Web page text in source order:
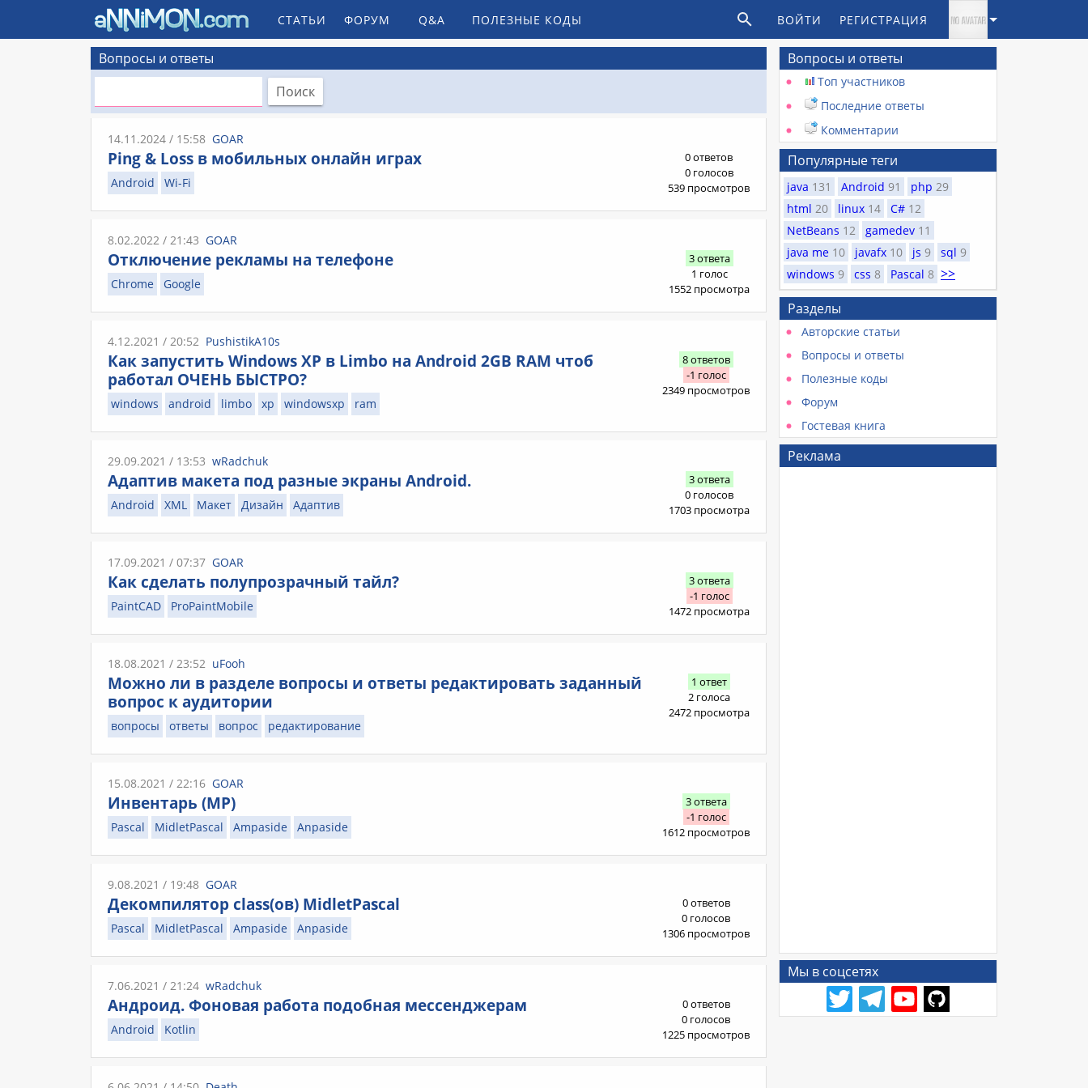
СТАТЬИ ФОРУМ Q&A ПОЛЕЗНЫЕ КОДЫ ВОЙТИ РЕГИСТРАЦИЯ
Вопросы и ответы
14.11.2024 / 15:58 GOAR
0 ответов
0 голосов
539 просмотров
Ping & Loss в мобильных онлайн играх
Android Wi-Fi
8.02.2022 / 21:43 GOAR
3 ответа
1 голос
1552 просмотра
Отключение рекламы на телефоне
Chrome Google
4.12.2021 / 20:52 PushistikA10s
8 ответов
-1 голос
2349 просмотров
Как запустить Windows XP в Limbo на Android 2GB RAM чтоб
работал ОЧЕНЬ БЫСТРО?
windows android limbo xp windowsxp ram
29.09.2021 / 13:53 wRadchuk
3 ответа
0 голосов
1703 просмотра
Адаптив макета под разные экраны Android.
Android XML Макет Дизайн Адаптив
17.09.2021 / 07:37 GOAR
3 ответа
-1 голос
1472 просмотра
Как сделать полупрозрачный тайл?
PaintCAD ProPaintMobile
18.08.2021 / 23:52 uFooh
1 ответ
2 голоса
2472 просмотра
Можно ли в разделе вопросы и ответы редактировать заданный
вопрос к аудитории
вопросы ответы вопрос редактирование
15.08.2021 / 22:16 GOAR
3 ответа
-1 голос
1612 просмотров
Инвентарь (МР)
Pascal MidletPascal Ampaside Anpaside
9.08.2021 / 19:48 GOAR
0 ответов
0 голосов
1306 просмотров
Декомпилятор class(ов) MidletPascal
Pascal MidletPascal Ampaside Anpaside
7.06.2021 / 21:24 wRadchuk
0 ответов
0 голосов
1225 просмотров
Андроид. Фоновая работа подобная мессенджерам
Android Kotlin
Вопросы и ответы
Топ участников
Последние ответы
Комментарии
Популярные теги
java 131 Android 91 php 29
html 20 linux 14 C# 12
NetBeans 12 gamedev 11
java me 10 javafx 10 js 9 sql 9
windows 9 css 8 Pascal 8 >>
Разделы
Авторские статьи
Вопросы и ответы
Полезные коды
Форум
Гостевая книга
Реклама
Мы в соцсетях